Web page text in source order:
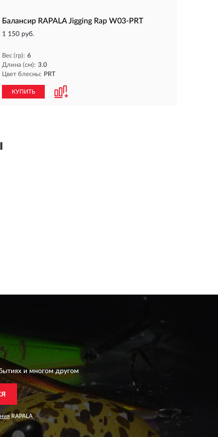
Балансир RAPALA Jigging Rap W03-PRT
1 150 руб.
Вес (гр): 6
Длина (см): 3.0
Цвет блесны: PRT
КУПИТЬ
и многом другом
RAPALA